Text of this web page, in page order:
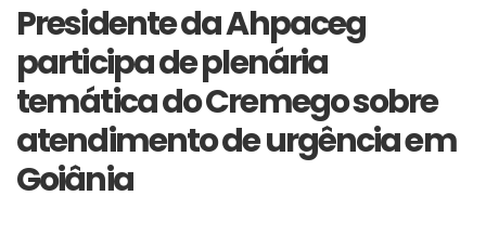
Presidente da Ahpaceg
participa de plenária
temática do Cremego sobre
atendimento de urgência em
Goiânia